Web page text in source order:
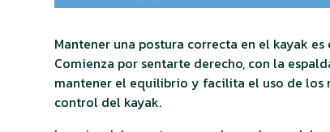
Mantener una postura correcta en el kayak
Comienza por sentarte derecho, con la
mantener el equilibrio y facilita el uso de los
control del kayak.